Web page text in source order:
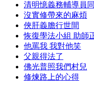
清明憶義務輔導員
沒實修帶來的麻煩
俠肝義膽行世間
恢復學法小組 助師
他罵我 我對他笑
父親得法了
佛光普照我們村兒
修煉路上的心得